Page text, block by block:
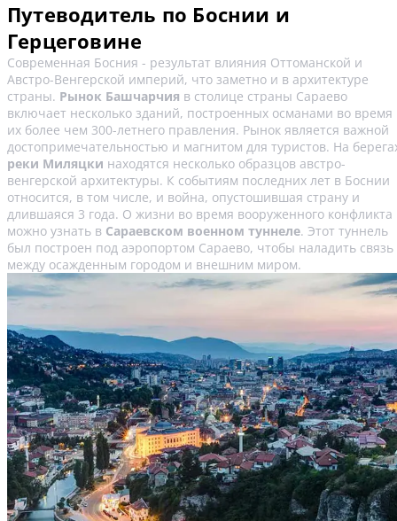
Путеводитель по Боснии и
Герцеговине
Современная Босния - результат влияния Оттоманской и
Австро-Венгерской империй, что заметно и в архитектуре
страны. Рынок Башчарчия в столице страны Сараево
включает несколько зданий, построенных османами во время
их более чем 300-летнего правления. Рынок является важной
достопримечательностью и магнитом для туристов. На
реки Миляцки находятся несколько образцов австро-
венгерской архитектуры. К событиям последних лет в Боснии
относится, в том числе, и война, опустошившая страну и
длившаяся 3 года. О жизни во время вооруженного конфликта
можно узнать в Сараевском военном туннеле. Этот туннель
был построен под аэропортом Сараево, чтобы наладить связь
между осажденным городом и внешним миром.